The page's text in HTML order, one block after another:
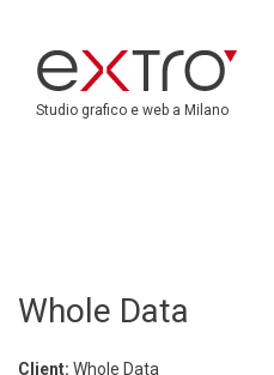
Studio grafico e web a Milano
Whole Data
Client: Whole Data